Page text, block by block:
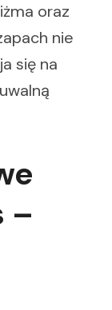
oraz
nie
się na
–